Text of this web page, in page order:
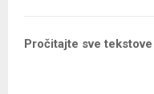
Pročitajte sve